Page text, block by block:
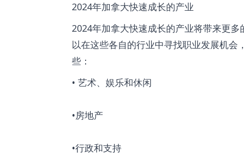
2024年加拿大快速成长的产业
2024年加拿大快速成长的产业将带来更
以在这些各自的行业中寻找职业发展机
些：
• 艺术、娱乐和休闲
•房地产
•行政和支持